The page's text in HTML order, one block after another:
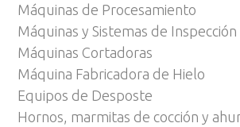
Máquinas de Procesamiento
Máquinas y Sistemas de Inspección
Máquinas Cortadoras
Máquina Fabricadora de Hielo
Equipos de Desposte
Hornos, marmitas de cocción y